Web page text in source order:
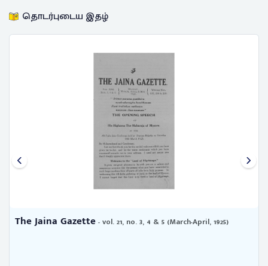
தொடர்புடைய இதழ்
The Jaina Gazette- vol. 21, no. 3, 4 & 5 (March-April, 1925)